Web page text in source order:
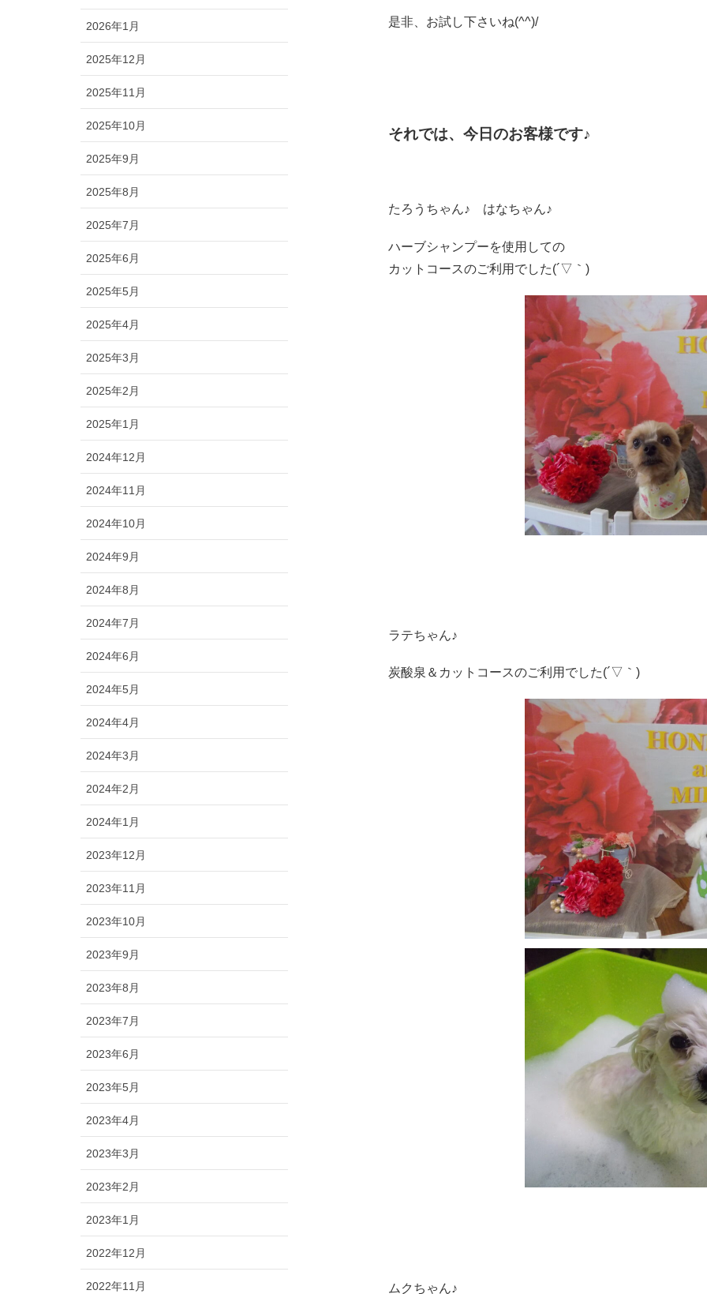
是非、お試し下さいね(^^)/
それでは、今日のお客様です♪
たろうちゃん♪ はなちゃん♪
ハーブシャンプーを使用しての
カットコースのご利用でした(´▽｀)
ラテちゃん♪
炭酸泉＆カットコースのご利用でした(´▽｀)
ムクちゃん♪
2026年1月
2025年12月
2025年11月
2025年10月
2025年9月
2025年8月
2025年7月
2025年6月
2025年5月
2025年4月
2025年3月
2025年2月
2025年1月
2024年12月
2024年11月
2024年10月
2024年9月
2024年8月
2024年7月
2024年6月
2024年5月
2024年4月
2024年3月
2024年2月
2024年1月
2023年12月
2023年11月
2023年10月
2023年9月
2023年8月
2023年7月
2023年6月
2023年5月
2023年4月
2023年3月
2023年2月
2023年1月
2022年12月
2022年11月